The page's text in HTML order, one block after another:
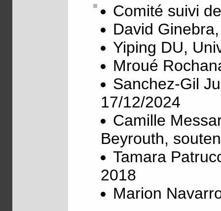
Comité suivi
David
Yiping DU,
Mroué
Sanchez-Gil
17/12/2024
Camille
Beyrouth,
Tamara
2018
Marion